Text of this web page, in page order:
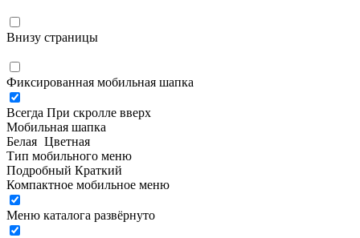
Внизу страницы
Фиксированная мобильная шапка
Всегда При скролле вверх
Мобильная шапка
Белая Цветная
Тип мобильного меню
Подробный Краткий
Компактное мобильное меню
Меню каталога развёрнуто